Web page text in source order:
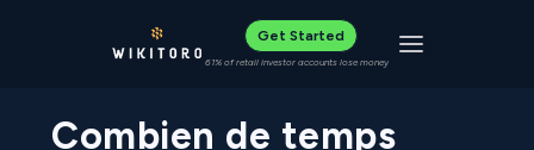
Get Started
61% of retail investor accounts lose money Toggle
Combien de temps